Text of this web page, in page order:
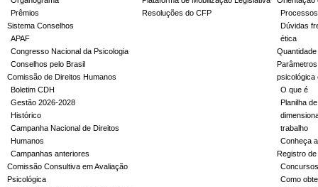
Prêmios
Sistema Conselhos
APAF
Congresso Nacional da Psicologia
Conselhos pelo Brasil
Comissão de Direitos Humanos
Boletim CDH
Gestão 2026-2028
Histórico
Campanha Nacional de Direitos
Humanos
Campanhas anteriores
Comissão Consultiva em Avaliação
Psicológica
Resoluções do CFP
Dúvidas
ética
psicológica
O que é
Planilha
trabalho
Conheça
Registro
Concursos
Como